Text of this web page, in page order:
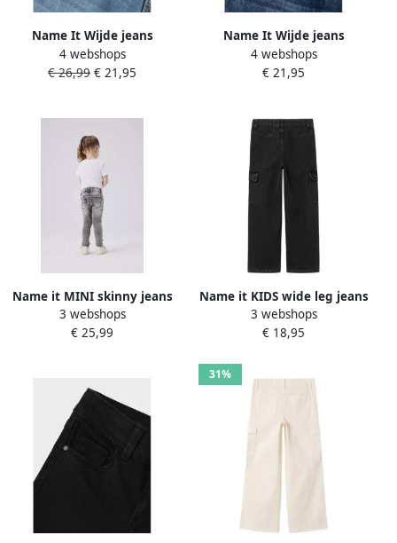
Name It Wijde jeans
NKFROSE voor meisjes met
wijde pijpen en klassieke
4 webshops
€ 26,99 € 21,95
Name It Wijde jeans
NKFROSE voor meisjes met
wijde pijpen en klassieke
4 webshops
€ 21,95
Name it MINI skinny jeans
NMFPOLLY light grey denim
Grijs Meisjes Stretchdenim
3 webshops
€ 25,99
Name it KIDS wide leg jeans
NKFROSE black Zwart
Meisjes Denim Effen 128
3 webshops
€ 18,95
31%